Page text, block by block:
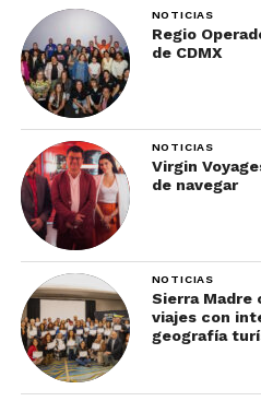
NOTICIAS
Regio
de CDMX
NOTICIAS
Virgin
de navegar
NOTICIAS
Sierra Madre
viajes con
geografía